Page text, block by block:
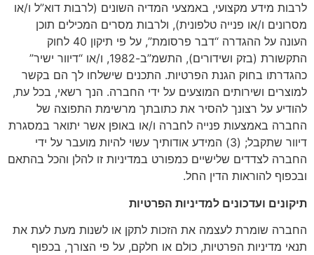
לרבות מידע מקצועי, באמצעי המדיה השונים (לרבות דוא”ל ו/או
מסרונים ו/או פנייה טלפונית), ולרבות מסרים המכילים תוכן
העונה על ההגדרה “דבר פרסומת”, על פי תיקון 40 לחוק
התקשורת (בזק ושידורים), התשמ”ב-1982, ו/או “דיוור ישיר”
כהגדרתו בחוק הגנת הפרטיות. התכנים שישלחו לך הם בקשר
למוצרים ושירותים המוצעים על ידי החברה. הנך רשאי, בכל עת,
להודיע על רצונך להסיר את כתובתך מרשימת התפוצה של
החברה באמצעות פנייה לחברה ו/או באופן אשר יתואר במסגרת
דיוור שתקבל; (3) המידע אודותיך עשוי להיות מועבר על ידי
החברה לצדדים שלישיים כמפורט במדיניות זו להלן והכל בהתאם
ובכפוף להוראות הדין החל.
תיקונים ועדכונים למדיניות הפרטיות
החברה שומרת לעצמה את הזכות לתקן או לשנות מעת לעת את
תנאי מדיניות הפרטיות, כולם או חלקם, על פי הצורך, בכפוף